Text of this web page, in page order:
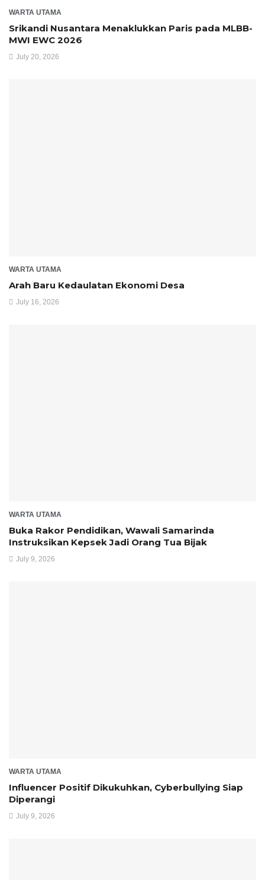
WARTA UTAMA
Srikandi Nusantara Menaklukkan Paris pada MLBB-
MWI EWC 2026
July 20, 2026
WARTA UTAMA
Arah Baru Kedaulatan Ekonomi Desa
July 16, 2026
WARTA UTAMA
Buka Rakor Pendidikan, Wawali Samarinda
Instruksikan Kepsek Jadi Orang Tua Bijak
July 9, 2026
WARTA UTAMA
Influencer Positif Dikukuhkan, Cyberbullying Siap
Diperangi
July 9, 2026